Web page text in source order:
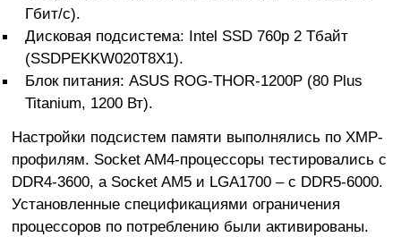
Гбит/с).
Дисковая подсистема: Intel SSD 760p 2 Тбайт
(SSDPEKKW020T8X1).
Блок питания: ASUS ROG-THOR-1200P (80 Plus
Titanium, 1200 Вт).
Настройки подсистем памяти выполнялись по XMP-
профилям. Socket AM4-процессоры тестировались с
DDR4-3600, а Socket AM5 и LGA1700 – с DDR5-6000.
Установленные спецификациями ограничения
процессоров по потреблению были активированы.